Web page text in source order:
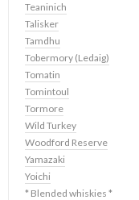
Teaninich
Talisker
Tamdhu
Tobermory (Ledaig)
Tomatin
Tomintoul
Tormore
Wild Turkey
Woodford Reserve
Yamazaki
Yoichi
* Blended whiskies *